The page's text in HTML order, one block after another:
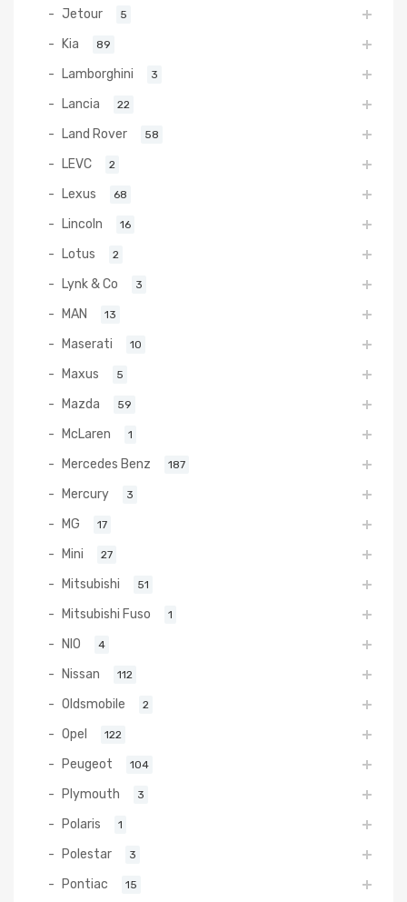
Jetour 5
Kia 89
Lamborghini 3
Lancia 22
Land Rover 58
LEVC 2
Lexus 68
Lincoln 16
Lotus 2
Lynk & Co 3
MAN 13
Maserati 10
Maxus 5
Mazda 59
McLaren 1
Mercedes Benz 187
Mercury 3
MG 17
Mini 27
Mitsubishi 51
Mitsubishi Fuso 1
NIO 4
Nissan 112
Oldsmobile 2
Opel 122
Peugeot 104
Plymouth 3
Polaris 1
Polestar 3
Pontiac 15